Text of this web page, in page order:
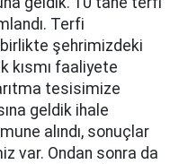
Terfi
şehrimizdeki
kısmı faaliyete
tesisimize
geldik ihale
alındı, sonuçlar
var. Ondan sonra da